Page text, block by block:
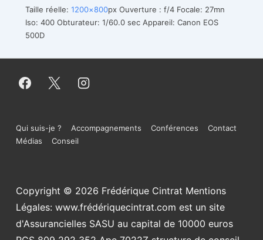
Taille réelle: 1200×800px Ouverture : f/4 Focale: 27mn
Iso: 400 Obturateur: 1/60.0 sec Appareil: Canon EOS
500D
Menu
de
page
Qui suis-je ? Accompagnements Conférences
Contact
Médias
Conseil
Copyright © 2026 Frédérique Cintrat Mentions
Légales: www.frédériquecintrat.com est un site
d'Assurancielles SASU au capital de 10000 euros